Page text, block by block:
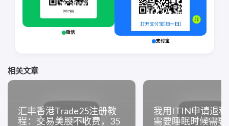
微信
支付宝
相关文章
汇丰香港Trade25注册教
程：交易美股不收费，35
我用ITIN申请退
需要睡眠时候需